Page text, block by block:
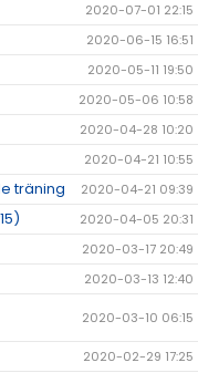
2020-07-01 22:15
2020-06-15 16:51
2020-05-11 19:50
2020-05-06 10:58
2020-04-28 10:20
2020-04-21 10:55
träning 2020-04-21 09:39
2020-04-05 20:31
2020-03-17 20:49
2020-03-13 12:40
2020-03-10 06:15
2020-02-29 17:25